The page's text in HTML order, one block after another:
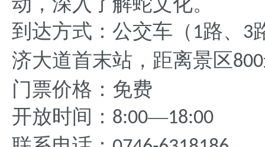
到达方式：公交车（ 1路、 3
济大道首末站，距离景区800
门票价格：免费
开放时间： 8:00—18:00